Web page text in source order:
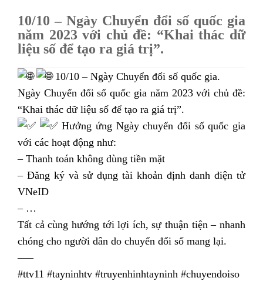
10/10 – Ngày Chuyển đổi số quốc gia
năm 2023 với chủ đề: “Khai thác dữ
liệu số để tạo ra giá trị”.
10/10 – Ngày Chuyển đổi số quốc gia.
Ngày Chuyển đổi số quốc gia năm 2023 với chủ đề:
“Khai thác dữ liệu số để tạo ra giá trị”.
Hưởng ứng Ngày chuyển đổi số quốc gia
với các hoạt động như:
– Thanh toán không dùng tiền mặt
– Đăng ký và sử dụng tài khoản định danh điện tử
VNeID
– …
Tất cả cùng hướng tới lợi ích, sự thuận tiện – nhanh
chóng cho người dân do chuyển đổi số mang lại.
—–
#ttv11 #tayninhtv #truyenhinhtayninh #chuyendoiso